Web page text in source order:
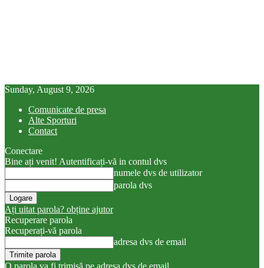
Sunday, August 9, 2026
Comunicate de presa
Alte Sporturi
Contact
Conectare
Bine ați venit! Autentificați-vă in contul dvs
numele dvs de utilizator
parola dvs
Ați uitat parola? obține ajutor
Recuperare parola
Recuperați-vă parola
adresa dvs de email
O parola va fi trimisă pe adresa dvs de email.